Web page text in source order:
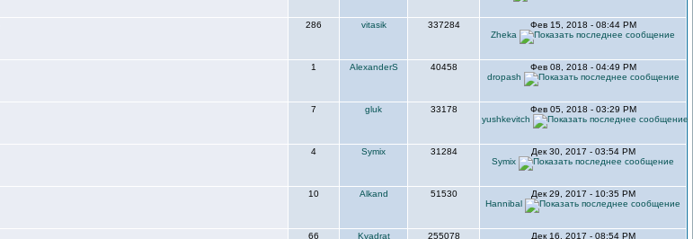
286 vitasik 337284
Фев 15, 2018 - 08:44 PM
Zheka
1 AlexanderS 40458
Фев 08, 2018 - 04:49 PM
dropash
7 gluk 33178
Фев 05, 2018 - 03:29 PM
yushkevitch
4 Symix 31284
Дек 30, 2017 - 03:54 PM
Symix
10 Alkand 51530
Дек 29, 2017 - 10:35 PM
Hannibal
66 Kvadrat 255078
Дек 16, 2017 - 08:54 PM